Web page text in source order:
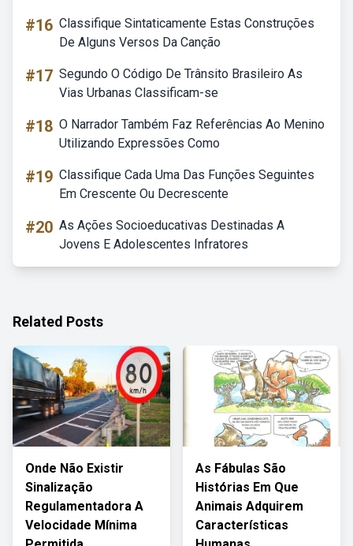
#16 Classifique Sintaticamente Estas Construções
De Alguns Versos Da Canção
#17 Segundo O Código De Trânsito Brasileiro As
Vias Urbanas Classificam-se
#18 O Narrador Também Faz Referências Ao Menino
Utilizando Expressões Como
#19 Classifique Cada Uma Das Funções Seguintes
Em Crescente Ou Decrescente
#20 As Ações Socioeducativas Destinadas A
Jovens E Adolescentes Infratores
Related Posts
Onde Não Existir
Sinalização
Regulamentadora A
Velocidade Mínima
As Fábulas São
Histórias Em Que
Animais Adquirem
Características